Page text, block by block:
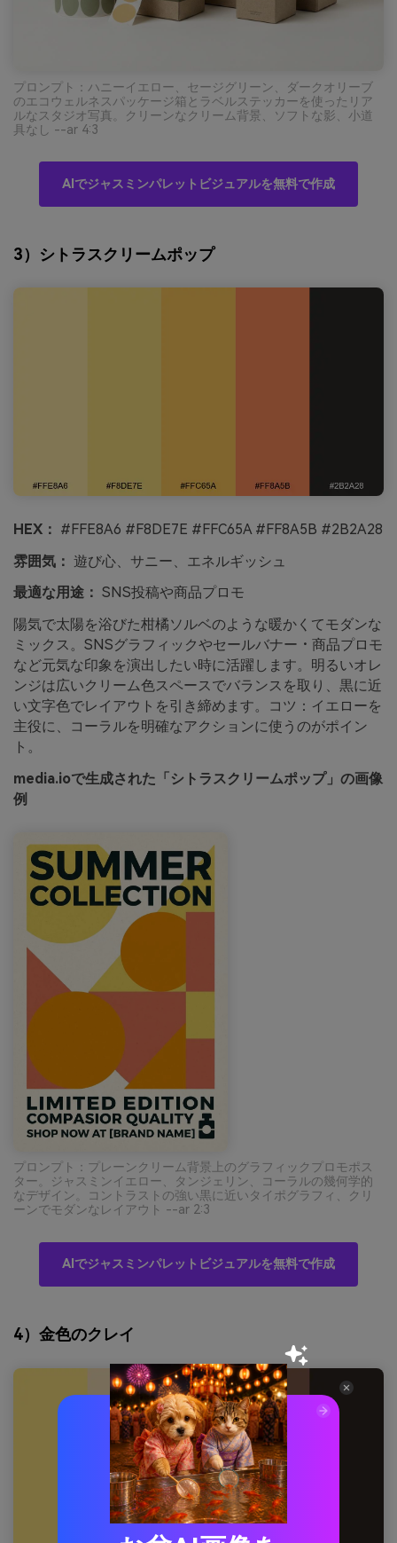
プロンプト：ハニーイエロー、セージグリーン、ダークオリーブ
のエコウェルネスパッケージ箱とラベルステッカーを使ったリア
ルなスタジオ写真。クリーンなクリーム背景、ソフトな影、小道
具なし --ar 4:3
AIでジャスミンパレットビジュアルを無料で作成
3）シトラスクリームポップ
HEX： #FFE8A6 #F8DE7E #FFC65A #FF8A5B #2B2A28
雰囲気： 遊び心、サニー、エネルギッシュ
最適な用途： SNS投稿や商品プロモ
陽気で太陽を浴びた柑橘ソルベのような暖かくてモダンな
ミックス。SNSグラフィックやセールバナー・商品プロモ
など元気な印象を演出したい時に活躍します。明るいオレ
ンジは広いクリーム色スペースでバランスを取り、黒に近
い文字色でレイアウトを引き締めます。コツ：イエローを
主役に、コーラルを明確なアクションに使うのがポイン
ト。
media.ioで生成された「シトラスクリームポップ」の画像
例
プロンプト：プレーンクリーム背景上のグラフィックプロモポス
ター。ジャスミンイエロー、タンジェリン、コーラルの幾何学的
なデザイン。コントラストの強い黒に近いタイポグラフィ、クリ
ーンでモダンなレイアウト --ar 2:3
AIでジャスミンパレットビジュアルを無料で作成
4）金色のクレイ